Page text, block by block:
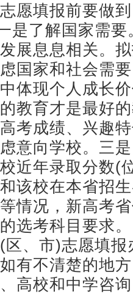
填报前要做到
是了解国家需
展息息相关。
国家和社会需
体现个人成长
教育才是最好
考成绩、兴趣
意向学校。三
近年录取分数(
该校在本省招
情况，新高考
选考科目要求
、市)志愿填报
有不清楚的地
高校和中学咨